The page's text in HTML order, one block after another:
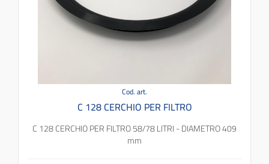
Cod. art.
C 128 CERCHIO PER FILTRO
C 128 CERCHIO PER FILTRO 58/78 LITRI - DIAMETRO 409
mm